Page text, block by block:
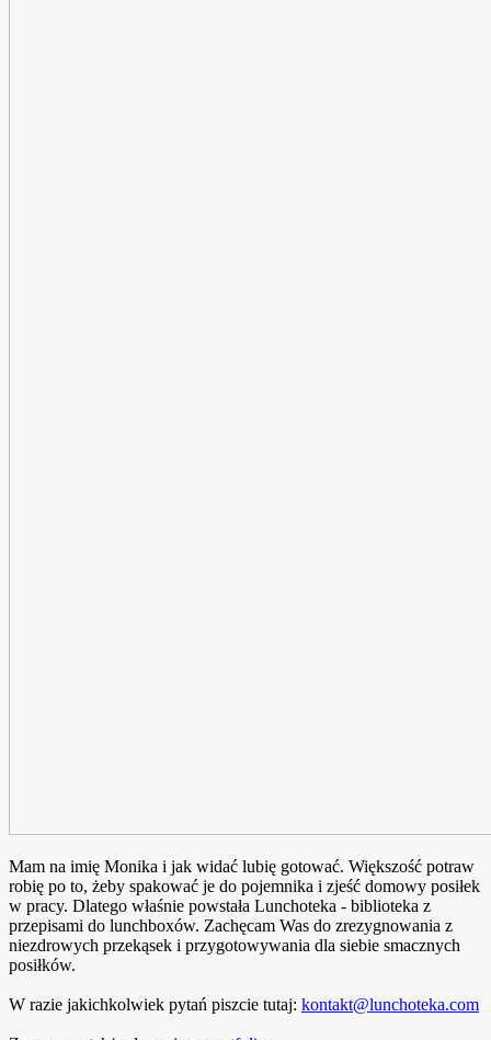
Mam na imię Monika i jak widać lubię gotować. Większość potraw
robię po to, żeby spakować je do pojemnika i zjeść domowy posiłek
w pracy. Dlatego właśnie powstała Lunchoteka - biblioteka z
przepisami do lunchboxów. Zachęcam Was do zrezygnowania z
niezdrowych przekąsek i przygotowywania dla siebie smacznych
posiłków.
W razie jakichkolwiek pytań piszcie tutaj: kontakt@lunchoteka.com